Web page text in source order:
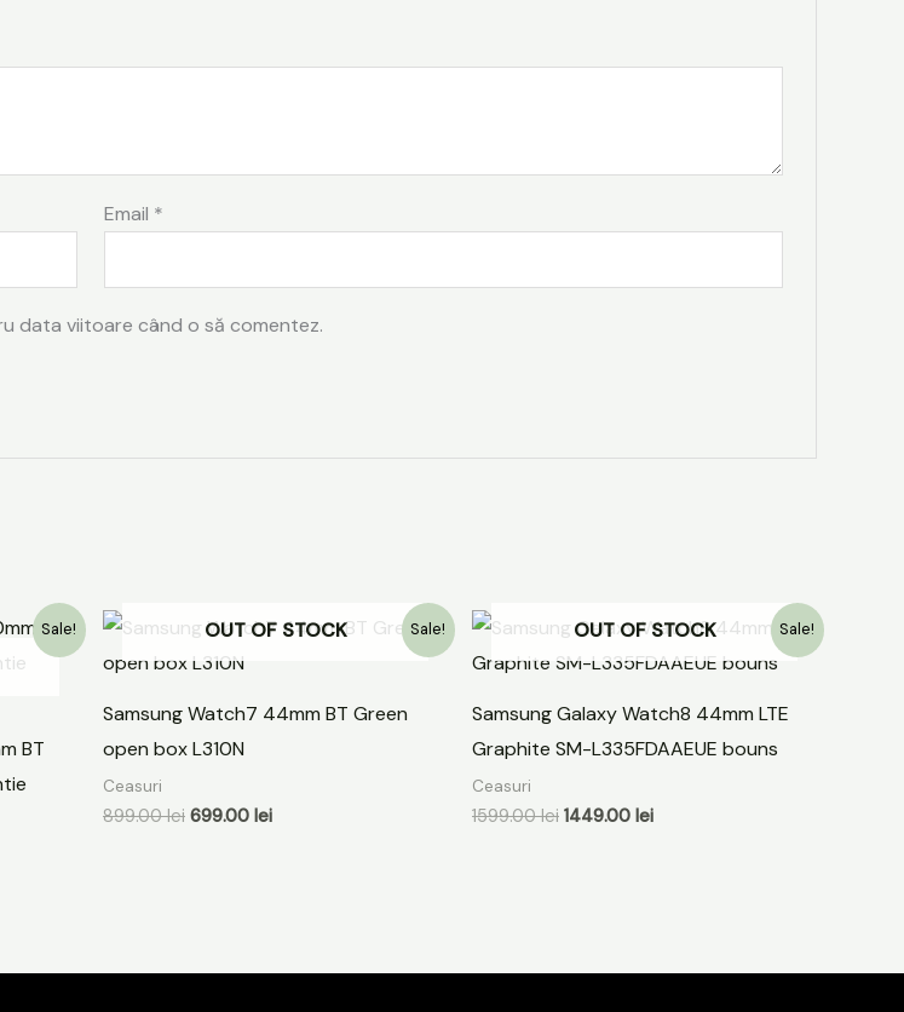
Email *
data viitoare când o să comentez.
Sale!
BT
Sale!
OUT OF STOCK
Samsung Watch7 44mm BT Green
open box L310N
Ceasuri
899.00lei
Prețul
inițial
a
899.00 lei.
699.00 lei
Prețul
curent
Sale!
OUT OF STOCK
Samsung Galaxy Watch8 44mm LTE
Graphite SM-L335FDAAEUE bouns
Ceasuri
1599.00lei
Prețul
inițial
a
1599.00 lei.
1449.00 lei
Prețul
curent
este: